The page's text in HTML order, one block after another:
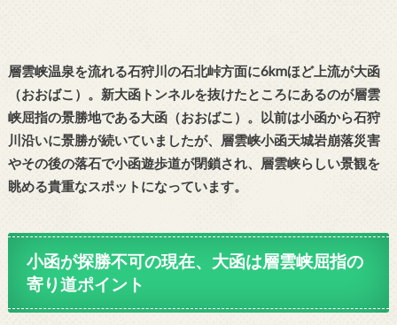
層雲峡温泉を流れる石狩川の石北峠方面に6kmほど上流が大函
（おおばこ）。新大函トンネルを抜けたところにあるのが層雲
峡屈指の景勝地である大函（おおばこ）。以前は小函から石狩
川沿いに景勝が続いていましたが、層雲峡小函天城岩崩落災害
やその後の落石で小函遊歩道が閉鎖され、層雲峡らしい景観を
眺める貴重なスポットになっています。
小函が探勝不可の現在、大函は層雲峡屈指の
寄り道ポイント